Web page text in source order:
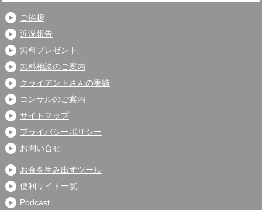
ご挨拶
近況報告
無料プレゼント
無料相談のご案内
クライアントさんの実績
コンサルのご案内
サイトマップ
プライバシーポリシー
お問い合せ
お金を生み出すツール
便利サイト一覧
Podcast